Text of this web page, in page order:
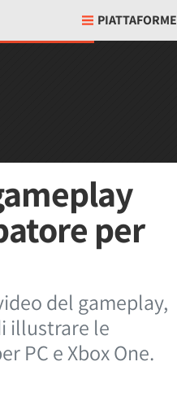
PIATTAFORME
per
del gameplay,
illustrare le
PC e Xbox One.